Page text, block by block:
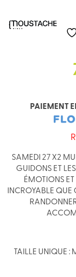
PAIEMENT
SAMEDI 27 X2
GUIDONS ET
ÉMOTIONS
INCROYABLE QUE
TAILLE UNIQUE :